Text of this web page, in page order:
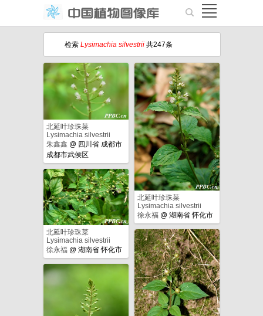
检索 Lysimachia silvestrii 共247条
北延叶珍珠菜
Lysimachia silvestrii
朱鑫鑫 @ 四川省 成都市
成都市武侯区
北延叶珍珠菜
Lysimachia silvestrii
徐永福 @ 湖南省 怀化市
北延叶珍珠菜
Lysimachia silvestrii
徐永福 @ 湖南省 怀化市